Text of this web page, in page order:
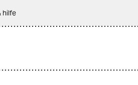
hilfe